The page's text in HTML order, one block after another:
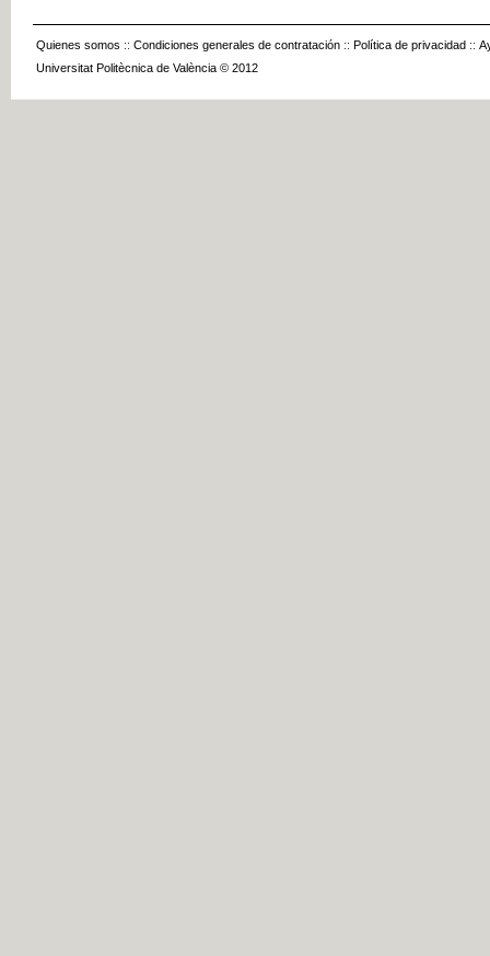
Quienes somos :: Condiciones generales de contratación :: Política de privacidad ::
Universitat Politècnica de València © 2012